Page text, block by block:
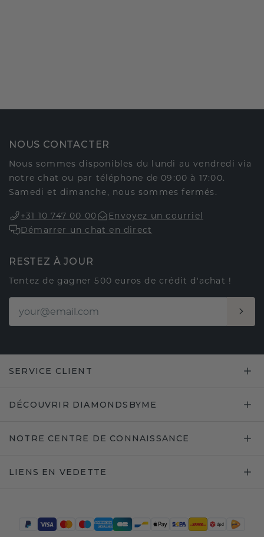
NOUS CONTACTER
Nous sommes disponibles du lundi au vendredi via
notre chat ou par téléphone de 09:00 à 17:00.
Samedi et dimanche, nous sommes fermés.
+31 10 747 00 00
Envoyez un courriel
Démarrer un chat en direct
RESTEZ À JOUR
Tentez de gagner 500 euros de crédit d'achat !
SERVICE CLIENT
DÉCOUVRIR DIAMONDSBYME
NOTRE CENTRE DE CONNAISSANCE
LIENS EN VEDETTE